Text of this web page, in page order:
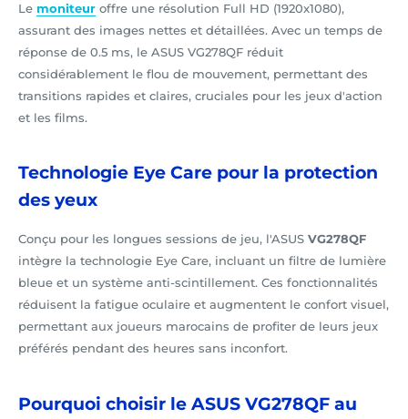
Le moniteur offre une résolution Full HD (1920x1080),
assurant des images nettes et détaillées. Avec un temps de
réponse de 0.5 ms, le ASUS VG278QF réduit
considérablement le flou de mouvement, permettant des
transitions rapides et claires, cruciales pour les jeux d'action
et les films.
Technologie Eye Care pour la protection
des yeux
Conçu pour les longues sessions de jeu, l'ASUS VG278QF
intègre la technologie Eye Care, incluant un filtre de lumière
bleue et un système anti-scintillement. Ces fonctionnalités
réduisent la fatigue oculaire et augmentent le confort visuel,
permettant aux joueurs marocains de profiter de leurs jeux
préférés pendant des heures sans inconfort.
Pourquoi choisir le ASUS VG278QF au